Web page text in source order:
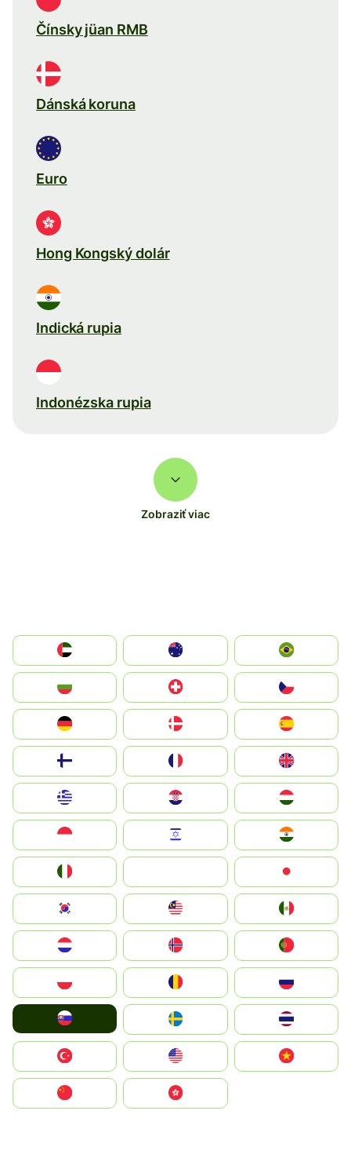
Čínsky jüan RMB
Dánská koruna
Euro
Hong Kongský dolár
Indická rupia
Indonézska rupia
Zobraziť viac
الإمارات العربية المتحدة
Switzerland
Deutschland
United Kingdom
Magyarország
South Korea
United States
中國香港特別行政區